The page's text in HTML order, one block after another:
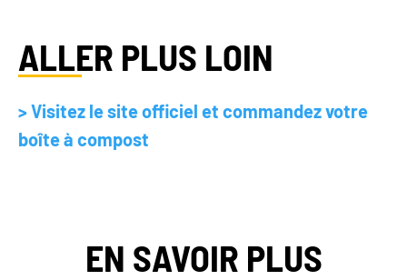
Geres
L’actualité des
projets
Guides et
études
Entreprises
collectivités
ALLER PLUS LOIN
> Visitez le site officiel et commandez votre
boîte à compost
EN SAVOIR PLUS